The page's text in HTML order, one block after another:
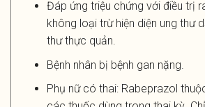
Đáp ứng triệu chứng với điều trị
không loại trừ hiện diện ung thư
thư thực quản.
Bệnh nhân bị bệnh gan nặng.
Phụ nữ có thai: Rabeprazol